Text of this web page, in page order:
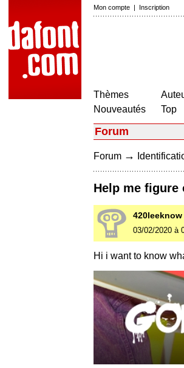
Mon compte | Inscription
Thèmes
Nouveautés
Top
Forum
Forum →
Help me
420leeknow
03/02/2020 à
Hi i want to know